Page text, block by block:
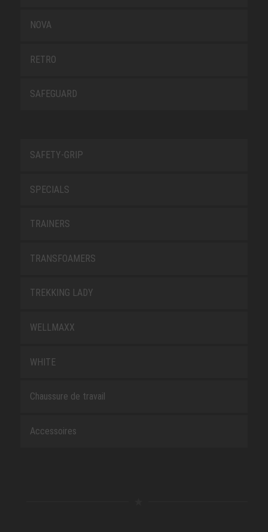
NOVA
RETRO
SAFEGUARD
SAFETY-GRIP
SPECIALS
TRAINERS
TRANSFOAMERS
TREKKING LADY
WELLMAXX
WHITE
Chaussure de travail
Accessoires